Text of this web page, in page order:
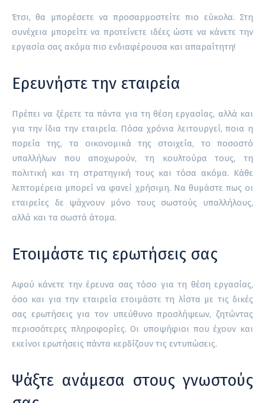
Έτσι, θα μπορέσετε να προσαρμοστείτε πιο εύκολα. Στη
συνέχεια μπορείτε να προτείνετε ιδέες ώστε να κάνετε την
εργασία σας ακόμα πιο ενδιαφέρουσα και απαραίτητη!
Ερευνήστε την εταιρεία
Πρέπει να ξέρετε τα πάντα για τη θέση εργασίας, αλλά και
για την ίδια την εταιρεία. Πόσα χρόνια λειτουργεί, ποια η
πορεία της, τα οικονομικά της στοιχεία, το ποσοστό
υπαλλήλων που αποχωρούν, τη κουλτούρα τους, τη
πολιτική και τη στρατηγική τους και τόσα ακόμα. Κάθε
λεπτομέρεια μπορεί να φανεί χρήσιμη. Να θυμάστε πως οι
εταιρείες δε ψάχνουν μόνο τους σωστούς υπαλλήλους,
αλλά και τα σωστά άτομα.
Ετοιμάστε τις ερωτήσεις σας
Αφού κάνετε την έρευνα σας τόσο για τη θέση εργασίας,
όσο και για την εταιρεία ετοιμάστε τη λίστα με τις δικές
σας ερωτήσεις για τον υπεύθυνο προσλήψεων, ζητώντας
περισσότερες πληροφορίες. Οι υποψήφιοι που έχουν και
εκείνοι ερωτήσεις πάντα κερδίζουν τις εντυπώσεις.
Ψάξτε ανάμεσα στους γνωστούς